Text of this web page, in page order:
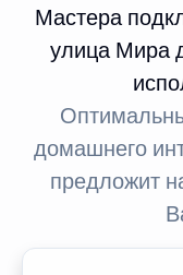
Мастера
улица Мира
домашнего
предложит